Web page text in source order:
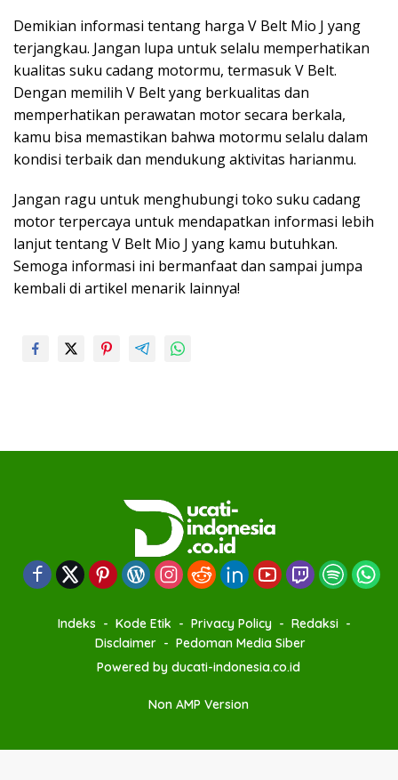
Demikian informasi tentang harga V Belt Mio J yang
terjangkau. Jangan lupa untuk selalu memperhatikan
kualitas suku cadang motormu, termasuk V Belt.
Dengan memilih V Belt yang berkualitas dan
memperhatikan perawatan motor secara berkala,
kamu bisa memastikan bahwa motormu selalu dalam
kondisi terbaik dan mendukung aktivitas harianmu.
Jangan ragu untuk menghubungi toko suku cadang
motor terpercaya untuk mendapatkan informasi lebih
lanjut tentang V Belt Mio J yang kamu butuhkan.
Semoga informasi ini bermanfaat dan sampai jumpa
kembali di artikel menarik lainnya!
Indeks Kode Etik Privacy Policy
Redaksi
Disclaimer
Pedoman Media Siber
Powered by ducati-indonesia.co.id
Non AMP Version